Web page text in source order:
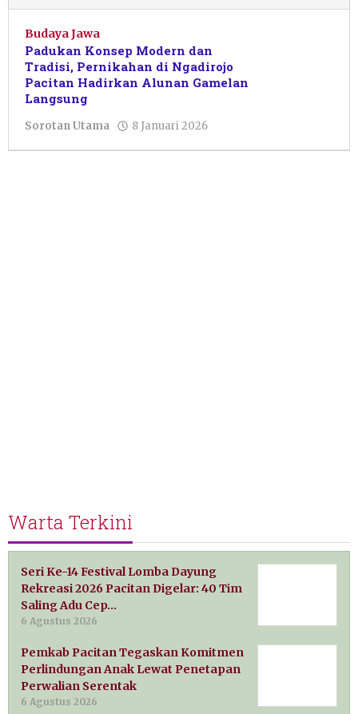
Budaya Jawa
Padukan Konsep Modern dan
Tradisi, Pernikahan di Ngadirojo
Pacitan Hadirkan Alunan Gamelan
Langsung
Sorotan Utama 8 Januari 2026
Gusti
Warta Terkini
Seri Ke-14 Festival Lomba Dayung
Rekreasi 2026 Pacitan Digelar: 40 Tim
Saling Adu Cep…
6 Agustus 2026
Pemkab Pacitan Tegaskan Komitmen
Perlindungan Anak Lewat Penetapan
Perwalian Serentak
6 Agustus 2026